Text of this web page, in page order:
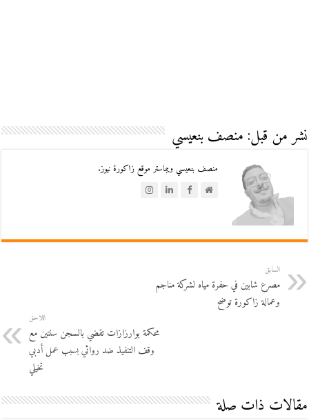
نشر من قبل: منصف بنعيسي
منصف بنعيسي ويبماستر موقع زاكورة نيوز.
السابق
مصرع شابين في حفرة مياه لشركة مناجم
وعمالة زاكورة توضح
اللاحق
محكمة بوارزازات تقضي بالسجن سنتين مع
وقف التنفيذ ضد روائي بسبب عمل أدبي
تخيلي
مقالات ذات صلة